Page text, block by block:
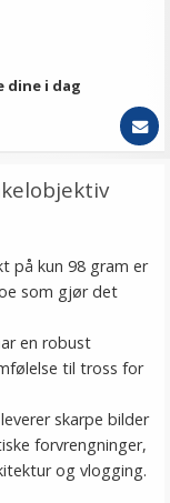
dine i dag
på kun 98 gram er
som gjør det
en robust
til tross for
skarpe bilder
forvrengninger,
og vlogging.